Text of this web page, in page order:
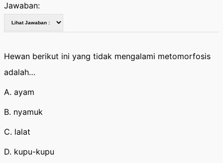
Jawaban:
Hewan berikut ini yang tidak mengalami metomorfosis
adalah…
A. ayam
B. nyamuk
C. lalat
D. kupu-kupu